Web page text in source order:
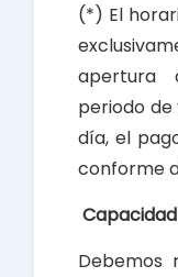
(*) El
apertura
periodo de
día, el
conforme
Debemos